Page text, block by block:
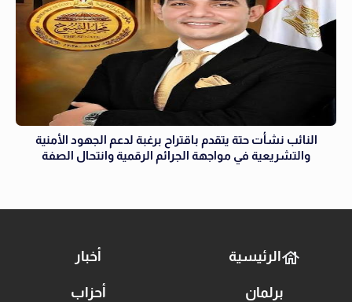
النائب نشأت حتة يتقدم باقتراح برغبة لدعم الجهود الأمنية
والتشريعية في مواجهة الجرائم الرقمية وانتحال الصفة
الرئيسية أخبار
برلمان أحزاب